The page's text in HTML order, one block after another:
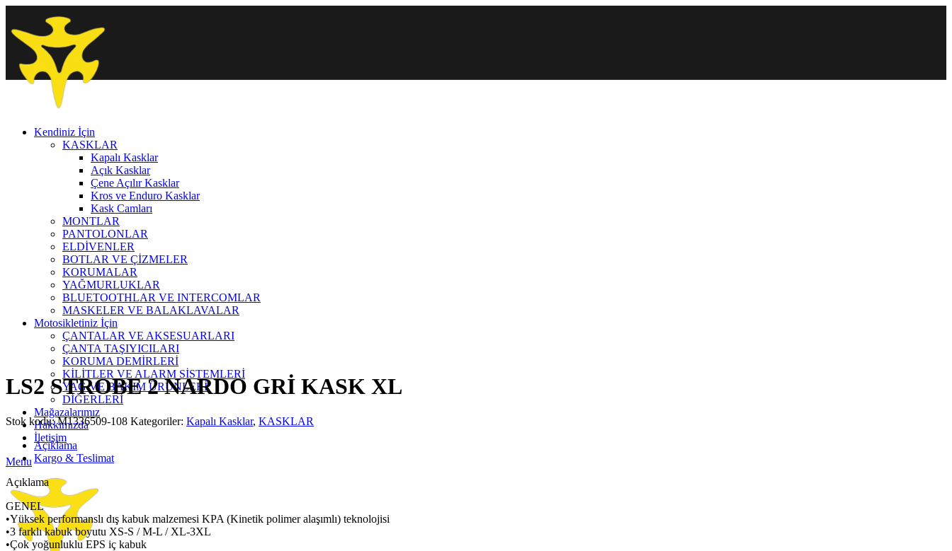
Kendiniz İçin
KASKLAR
Kapalı Kasklar
Açık Kasklar
Çene Açılır Kasklar
Kros ve Enduro Kasklar
Kask Camları
MONTLAR
PANTOLONLAR
ELDİVENLER
BOTLAR VE ÇİZMELER
KORUMALAR
YAĞMURLUKLAR
BLUETOOTHLAR VE INTERCOMLAR
MASKELER VE BALAKLAVALAR
Motosikletiniz İçin
ÇANTALAR VE AKSESUARLARI
ÇANTA TAŞIYICILARI
KORUMA DEMİRLERİ
KİLİTLER VE ALARM SİSTEMLERİ
YAĞ VE BAKIM ÜRÜNLERİ
DİĞERLERİ
Mağazalarımız
Hakkımızda
İletişim
Menu
Click to enlarge
LS2 STROBE 2 NARDO GRİ KASK XL
Stok kodu:M1336509-108 Kategoriler: Kapalı Kasklar, KASKLAR
Açıklama
Kargo & Teslimat
Açıklama
GENEL
•Yüksek performanslı dış kabuk malzemesi KPA (Kinetik polimer alaşımlı) teknolojisi
•3 farklı kabuk boyutu XS-S / M-L / XL-3XL
•Çok yoğunluklu EPS iç kabuk